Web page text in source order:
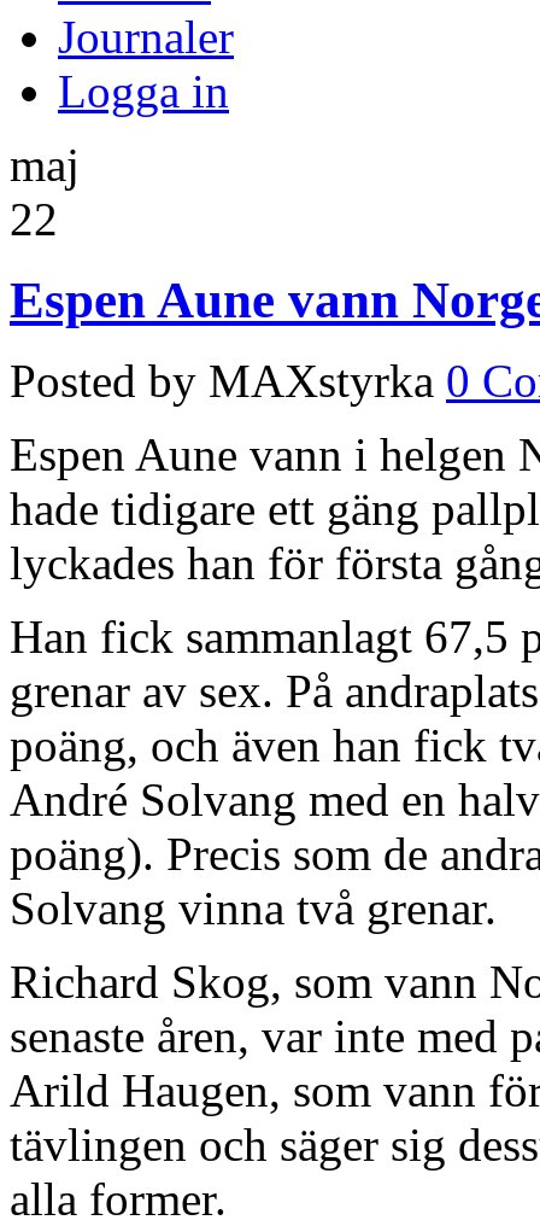
Journaler
Logga in
maj
22
Espen Aune vann
Posted by MAXstyrka 0
Espen Aune vann i helgen
hade tidigare ett gäng
lyckades han för första
Han fick sammanlagt 67,5
grenar av sex. På
poäng, och även han fick
André Solvang med en
poäng). Precis som de
Solvang vinna två grenar.
Richard Skog, som vann
senaste åren, var inte med
Arild Haugen, som vann
tävlingen och säger sig
alla former.